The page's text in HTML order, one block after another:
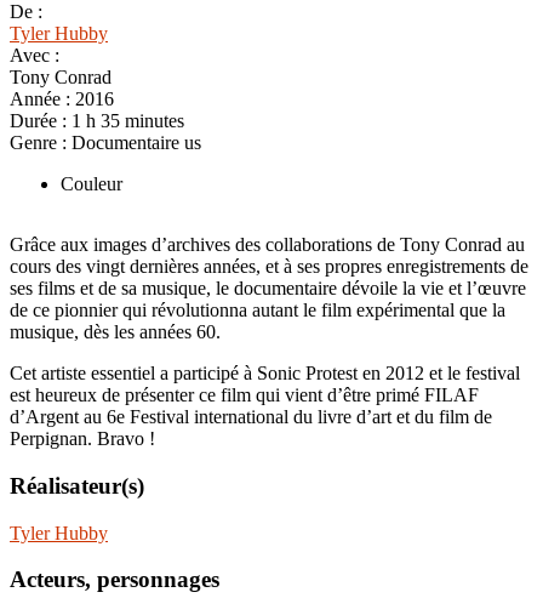
De :
Tyler Hubby
Avec :
Tony Conrad
Année : 2016
Durée : 1 h 35 minutes
Genre : Documentaire us
Couleur
Grâce aux images d’archives des collaborations de Tony Conrad au
cours des vingt dernières années, et à ses propres enregistrements de
ses films et de sa musique, le documentaire dévoile la vie et l’œuvre
de ce pionnier qui révolutionna autant le film expérimental que la
musique, dès les années 60.
Cet artiste essentiel a participé à Sonic Protest en 2012 et le festival
est heureux de présenter ce film qui vient d’être primé FILAF
d’Argent au 6e Festival international du livre d’art et du film de
Perpignan. Bravo !
Réalisateur(s)
Tyler Hubby
Acteurs, personnages